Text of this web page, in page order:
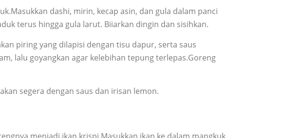
dashi, mirin, kecap asin, dan gula dalam panci
terus hingga gula larut. Biiarkan dingin dan sisihkan.
piring yang dilapisi dengan tisu dapur, serta saus
lalu goyangkan agar kelebihan tepung terlepas.Goreng
segera dengan saus dan irisan lemon.